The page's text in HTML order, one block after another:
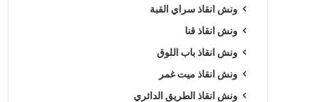
ونش انقاذ سراي القبة
ونش انقاذ قنا
ونش انقاذ باب اللوق
ونش انقاذ ميت غمر
ونش انقاذ الطريق الدائري